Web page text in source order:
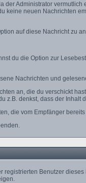
der Administrator
keine neuen Nachrichten
auf diese Nachricht zu
du die Option zur
Nachrichten und
an, die du verschickt
z.B. denkst, dass der Inhalt
die vom Empfänger
registrierten Benutzer